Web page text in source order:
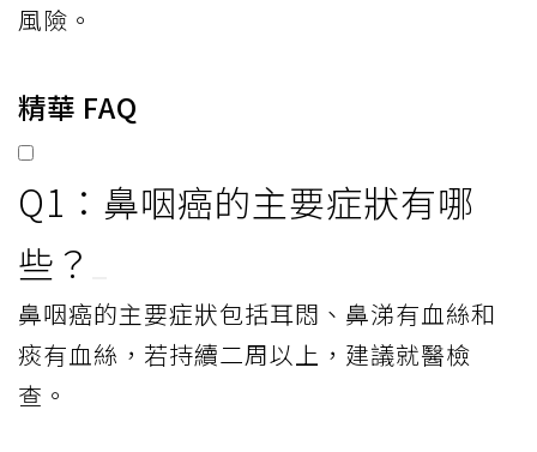
風險。
精華 FAQ
Q1：鼻咽癌的主要症狀有哪
些？
鼻咽癌的主要症狀包括耳悶、鼻涕有血絲和
痰有血絲，若持續二周以上，建議就醫檢
查。